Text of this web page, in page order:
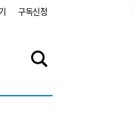
구독신청